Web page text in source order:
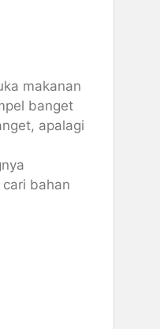
makanan
banget
apalagi
bahan